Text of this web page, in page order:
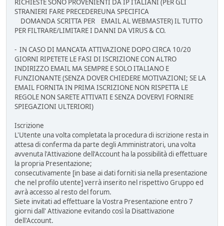
RICHIESTE SONO PROVENIENTI DA IP ITALIANI (PER GLI
STRANIERI FARE PRECEDEREUNA SPECIFICA
DOMANDA SCRITTA PER EMAIL AL WEBMASTER) IL TUTTO
PER FILTRARE/LIMITARE I DANNI DA VIRUS & CO.
- IN CASO DI MANCATA ATTIVAZIONE DOPO CIRCA 10/20
GIORNI RIPETETE LE FASI DI ISCRIZIONE CON ALTRO
INDIRIZZO EMAIL MA SEMPRE E SOLO ITALIANO E
FUNZIONANTE (SENZA DOVER CHIEDERE MOTIVAZIONI; SE LA
EMAIL FORNITA IN PRIMA ISCRIZIONE NON RISPETTA LE
REGOLE NON SARETE ATTIVATI E SENZA DOVERVI FORNIRE
SPIEGAZIONI ULTERIORI)
Iscrizione
L'Utente una volta completata la procedura di iscrizione resta in
attesa di conferma da parte degli Amministratori, una volta
avvenuta l'Attivazione dell'Account ha la possibilità di effettuare
la propria Presentazione;
consecutivamente [in base ai dati forniti sia nella presentazione
che nel profilo utente] verrà inserito nel rispettivo Gruppo ed
avrà accesso al resto del forum.
Siete invitati ad effettuare la Vostra Presentazione entro 7
giorni dall' Attivazione evitando così la Disattivazione
dell'Account.